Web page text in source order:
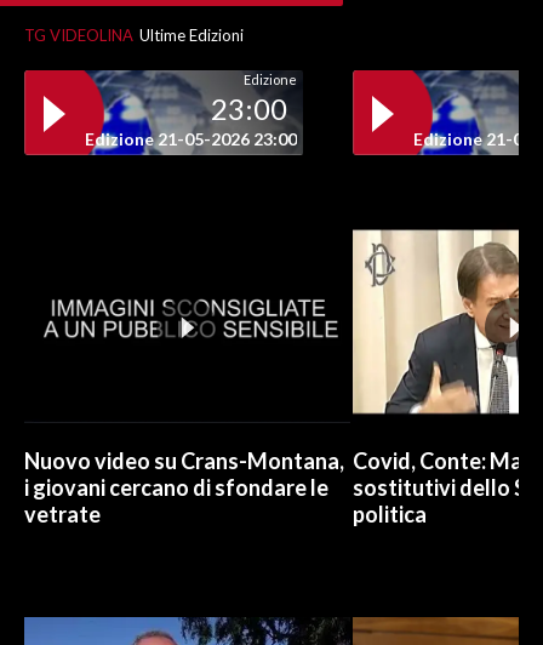
TG VIDEOLINA Ultime Edizioni
Edizione
23:00
Edizione 21-05-2026 23:00 Edizione 21-05-
Nuovo video su Crans-Montana,
i giovani cercano di sfondare le
vetrate
Covid, Conte: Mai
sostitutivi dello
politica